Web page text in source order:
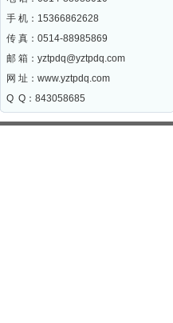
手 机：15366862628
传 真：0514-88985869
邮 箱： yztpdq@yztpdq.com
网 址： www.yztpdq.com
Q Q：843058685